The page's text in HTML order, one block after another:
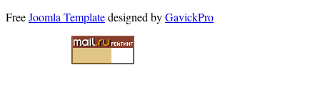
FreeJoomla Templatedesigned byGavickPro